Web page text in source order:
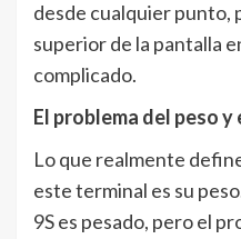
desde cualquier punto,
superior de la pantalla
complicado.
El problema del peso y
Lo que realmente
este terminal es su
9S es pesado, pero el